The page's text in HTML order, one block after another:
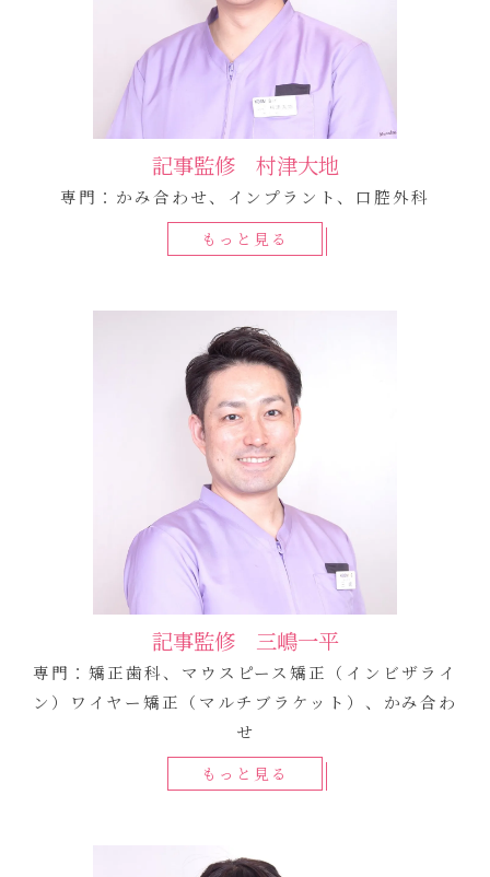
記事監修 村津大地
専門：かみ合わせ、インプラント、口腔外科
もっと見る
記事監修 三嶋一平
専門：矯正歯科、マウスピース矯正（インビザライ
ン）ワイヤー矯正（マルチブラケット）、かみ合わ
せ
もっと見る